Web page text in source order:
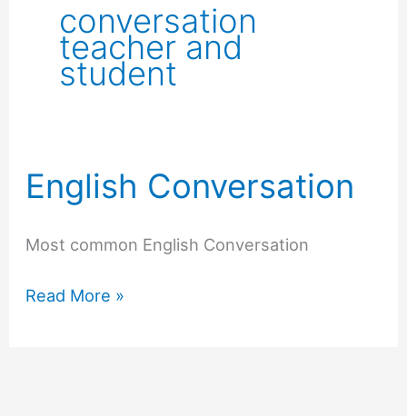
conversation
teacher and
student
English Conversation
Most common English Conversation
English
Conversation
Read More »